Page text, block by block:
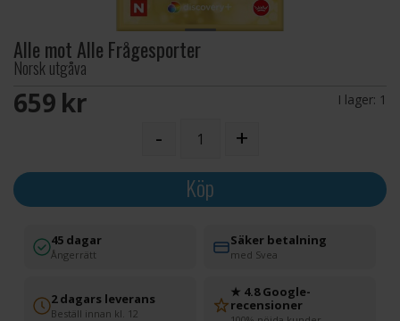
Alle mot Alle Frågesporter
Norsk utgåva
659 SEK I lager: 1
- +
Köp
45 dagar
Ångerrätt
Säker betalning
med Svea
2 dagars leverans
Beställ innan kl. 12
★ 4.8 Google-
recensioner